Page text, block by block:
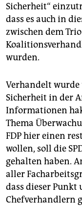
Sicherheit“
dass es auch in
zwischen dem
wurden.
Verhandelt wurde
Sicherheit in der
Informationen
Thema
FDP hier einen
wollen, soll die
gehalten haben.
aller
dass dieser
Chefverhandlern